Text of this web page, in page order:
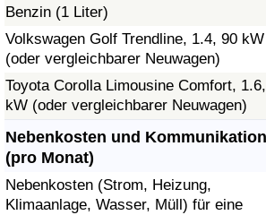
Benzin (1 Liter)
Volkswagen Golf Trendline, 1.4, 90 kW
(oder vergleichbarer Neuwagen)
Toyota Corolla Limousine Comfort,
kW (oder vergleichbarer Neuwagen)
Nebenkosten und Kommunikation
(pro Monat)
Nebenkosten (Strom, Heizung,
Klimaanlage, Wasser, Müll) für eine